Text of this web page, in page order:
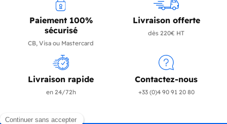
Paiement 100%
sécurisé
CB, Visa ou Mastercard
Livraison offerte
dès 220€ HT
Livraison rapide
en 24/72h
Contactez-nous
+33 (0)4 90 91 20 80